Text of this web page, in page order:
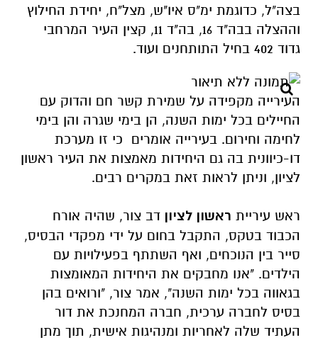
בצה"ל, כדוגמת ימ"ס איו"ש, מצל"ח, יחידת החילוץ
וההצלה בבה"ד 16, בה"ד 11, קצין העיר המרחבי
גדוד 402 בחיל התותחנים ועוד.
העירייה מקפידה על שמירת קשר חם והדוק עם
החיילים בכל ימות השנה, הן בימי שגרה והן בימי
לחימה וחירום. בעירייה אומרים כי זו מערכת
דו-כיוונית בה גם היחידות מאמצות את העיר ראשון
לציון, וניתן לראות זאת במקרים רבים.
ראש עיריית ראשון לציון דב צור, שהיה אורח
הכבוד בטקס, התקבל בחום על ידי מפקדי הבסיס,
סייר בין הנוכחים, ואף השתתף בפעילויות עם
הילדים. "אנו מחבקים את היחידות המאומצות
בגאווה בכל ימות השנה", אמר צור, "ורואים בהן
בסיס לחברה ערכית, חברה המחנכת את דור
העתיד שלה לאחריות ומנהיגות אישית, תוך מתן